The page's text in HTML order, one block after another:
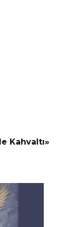
Kahvaltı»